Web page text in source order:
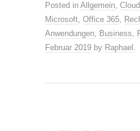
Posted in Allgemein, Cloud
Microsoft, Office 365,
Anwendungen, Business,
Februar 2019 by Raphael .